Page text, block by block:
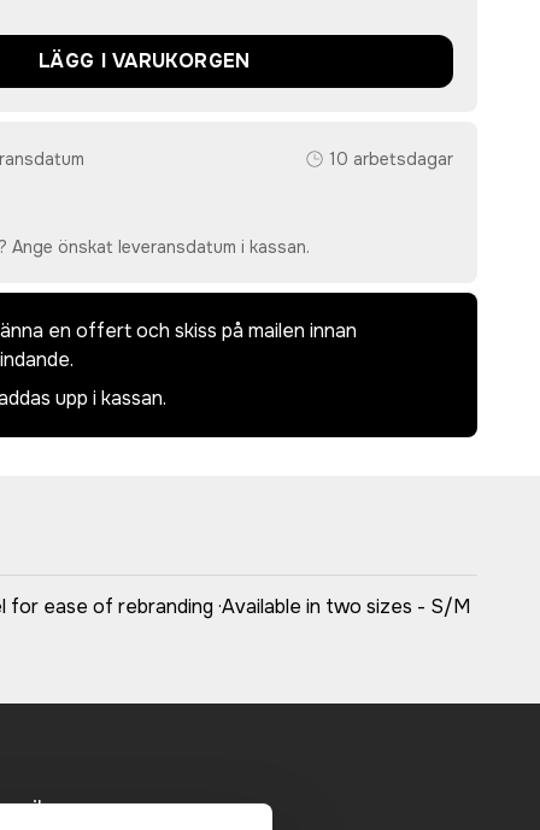
LÄGG I VARUKORGEN
10 arbetsdagar
Ange önskat leveransdatum i kassan.
en offert och skiss på mailen innan
upp i kassan.
for ease of rebranding ·Available in two sizes - S/M